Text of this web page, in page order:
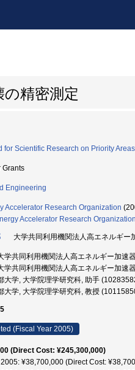
精密測定
for Scientific Research on Priority Areas
Grants
Engineering
Accelerator Research Organization
Accelerator Research Organization
大学共同利用機関法人高エネルギー
学共同利用機関法人高エネルギー加速
学共同利用機関法人高エネルギー加速
大学, 大学院理学研究科, 助手
大学, 大学院理学研究科, 教授
(Fiscal Year 2005)
(Direct Cost: ¥245,300,000)
2005: ¥38,700,000 (Direct Cost: